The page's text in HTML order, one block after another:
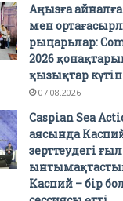
Аңызға
мен
рыцарьлар:
2026
қызықтар күтіп
07.08.2026
Caspian Sea
аясында
зерттеудегі
Каспий – бір